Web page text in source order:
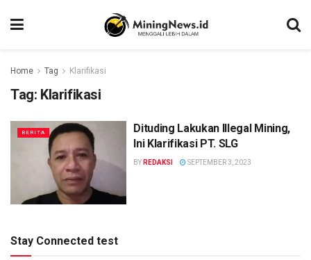
Home Tag Klarifikasi
Tag: Klarifikasi
BERITA
Dituding Lakukan Illegal Mining,
Ini Klarifikasi PT. SLG
BY REDAKSI SEPTEMBER 3, 2023
Stay Connected test